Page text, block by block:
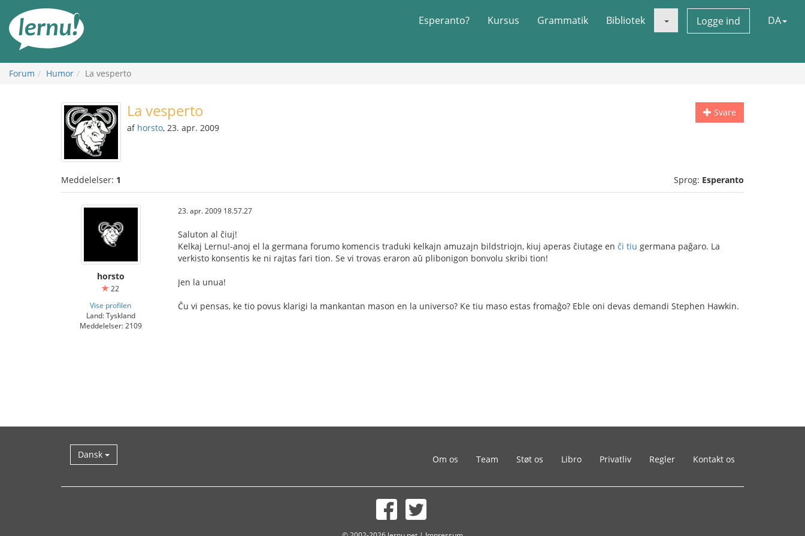
indholdet
Esperanto? Kursus Grammatik Bibliotek Logge ind DA
Forum Humor La vesperto
Svare
La vesperto
af horsto, 23. apr. 2009
Meddelelser: 1 Sprog: Esperanto
horsto
22
Vise profilen
Land: Tyskland
Meddelelser: 2109
23. apr. 2009 18.57.27
Saluton al ĉiuj!
Kelkaj Lernu!-anoj el la germana forumo komencis traduki kelkajn amuzajn bildstriojn, kiuj aperas ĉiutage en ĉi tiu germana paĝaro. La
verkisto konsentis ke ni rajtas fari tion. Se vi trovas eraron aŭ plibonigon bonvolu skribi tion!
Jen la unua!
Ĉu vi pensas, ke tio povus klarigi la mankantan mason en la universo? Ke tiu maso estas fromaĝo? Eble oni devas demandi Stephen Hawkin.
Dansk Om os Team Støt os Libro Privatliv Regler Kontakt os